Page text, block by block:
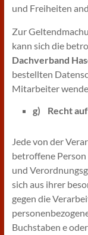
und Freiheiten
Zur
kann sich die
Dachverband
bestellten
Mitarbeiter
g) Recht
Jede von der
betroffene
und
sich aus ihrer
gegen die
Buchstaben e